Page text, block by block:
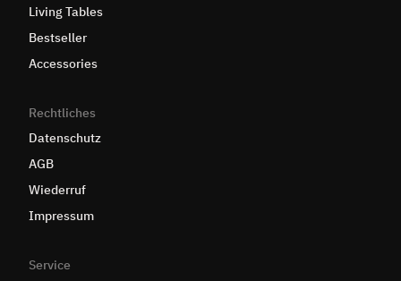
Living Tables
Bestseller
Accessories
Rechtliches
Datenschutz
AGB
Wiederruf
Impressum
Service